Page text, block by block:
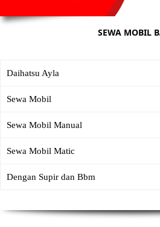
SEWA MOBIL
Daihatsu Ayla
Sewa Mobil
Sewa Mobil Manual
Sewa Mobil Matic
Dengan Supir dan Bbm